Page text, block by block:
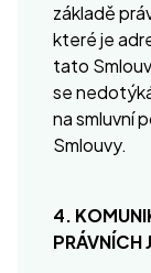
základě
které je
tato
se
na smluvní
Smlouvy.
4.
PRÁVNÍCH